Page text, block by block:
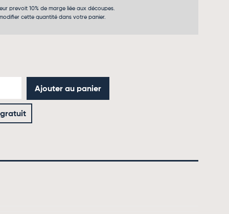
prevoit 10% de marge liée aux découpes.
cette quantité dans votre panier.
Ajouter au panier